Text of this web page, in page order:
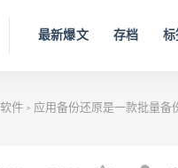
最新爆文 存档 标
件 > 应用备份还原是一款批量备